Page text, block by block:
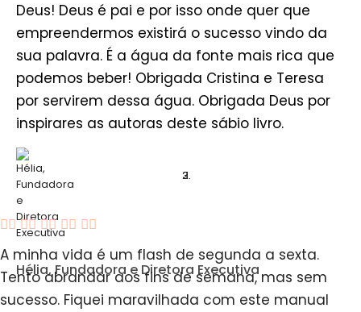
Deus! Deus é pai e por isso onde quer que
empreendermos existirá o sucesso vindo da
sua palavra. É a água da fonte mais rica que
podemos beber! Obrigada Cristina e Teresa
por servirem dessa água. Obrigada Deus por
inspirares as autoras deste sábio livro.
Hélia, Fundadora e Diretora Executiva
    
A minha vida é um flash de segunda a sexta.
Tento abrandar aos fins de semana, mas sem
sucesso. Fiquei maravilhada com este manual